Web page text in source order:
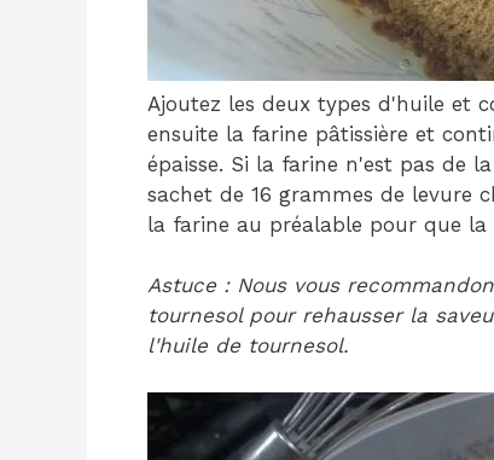
Ajoutez les deux types d'huile et
ensuite la farine pâtissière et
épaisse. Si la farine n'est pas de
sachet de 16 grammes de levure
la farine au préalable pour que
Astuce : Nous vous
tournesol pour rehausser la
l'huile de tournesol.